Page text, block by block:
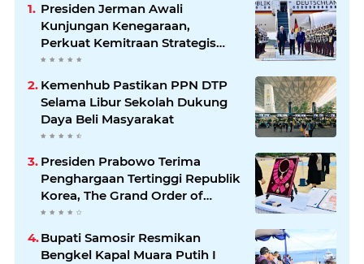
Presiden Jerman Awali
Kunjungan Kenegaraan,
Perkuat Kemitraan Strategis
Indonesia–Jerman
Kemenhub Pastikan PPN DTP
Selama Libur Sekolah Dukung
Daya Beli Masyarakat
Presiden Prabowo Terima
Penghargaan Tertinggi Republik
Korea, The Grand Order of
Mugunghwa
Bupati Samosir Resmikan
Bengkel Kapal Muara Putih I